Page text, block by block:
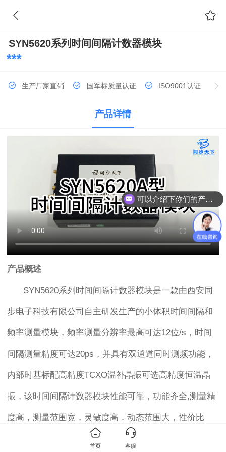
***
SYN5620系列时间间隔计数器模块
生产厂家直销 国军标质量认证 ISO9001认证
以旧换新
产品详情
产品概述
SYN5620系列时间间隔计数器模块是一款由西安同
步电子科技有限公司自主研发生产的小体积时间间隔和
频率测量模块，频率测量分辨率最高可达12位/s，时间
间隔测量精度可达20ps，并具有双通道同时测频功能，
内部时基标配高精度TCXO温补晶振可选高精度恒温晶
振，该时间间隔计数器模块性能可靠，功能齐全,测量精
度高，测量范围宽，灵敏度高．动态范围大，性价比
高，使用方便，适合于航空航天、导弹、武器等科研领
首页 客服
可以介绍下你们的产品么？